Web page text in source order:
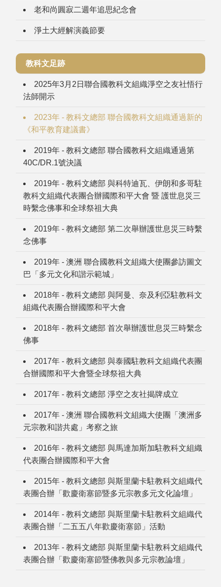
老和尚圓寂二週年追思紀念會
淨土大經解演義節要
教科文足跡
2025年3月2日聯合國教科文組織淨空之友社悟行
法師開示
2023年 - 教科文總部 聯合國教科文組織通過新的
《和平教育建議書》
2019年 - 教科文總部 聯合國教科文組織通過第
40C/DR.1號決議
2019年 - 教科文總部 與科特迪瓦、伊朗和多哥駐
教科文組織代表團合辦國際和平大會 暨 護世息災三
時繫念佛事和全球祭祖大典
2019年 - 教科文總部 第二次舉辦護世息災三時繫
念佛事
2019年 - 澳洲 聯合國教科文組織大使團參訪圖文
巴「多元文化和諧示範城」
2018年 - 教科文總部 與阿曼、奈及利亞駐教科文
組織代表團合辦國際和平大會
2018年 - 教科文總部 首次舉辦護世息災三時繫念
佛事
2017年 - 教科文總部 與泰國駐教科文組織代表團
合辦國際和平大會暨全球祭祖大典
2017年 - 教科文總部 淨空之友社揭牌成立
2017年 - 澳洲 聯合國教科文組織大使團「澳洲多
元宗教和諧共處」考察之旅
2016年 - 教科文總部 與馬達加斯加駐教科文組織
代表團合辦國際和平大會
2015年 - 教科文總部 與斯里蘭卡駐教科文組織代
表團合辦「歡慶衛塞節暨多元宗教多元文化論壇」
2014年 - 教科文總部 與斯里蘭卡駐教科文組織代
表團合辦「二五五八年歡慶衛塞節」活動
2013年 - 教科文總部 與斯里蘭卡駐教科文組織代
表團合辦「歡慶衛塞節暨佛教與多元宗教論壇」